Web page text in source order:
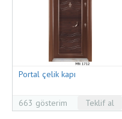
Portal çelik kapı
663 gösterim Teklif al